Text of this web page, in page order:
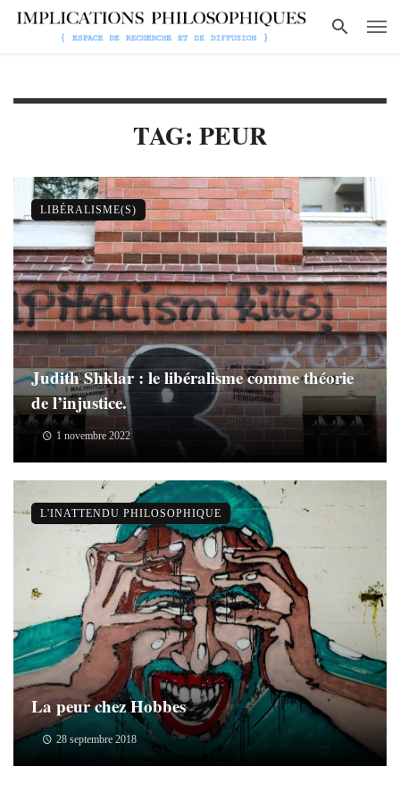
TAG: PEUR
Judith Shklar : le libéralisme comme théorie
de l’injustice.
1 novembre 2022
LIBÉRALISME(S)
La peur chez Hobbes
28 septembre 2018
L'INATTENDU PHILOSOPHIQUE